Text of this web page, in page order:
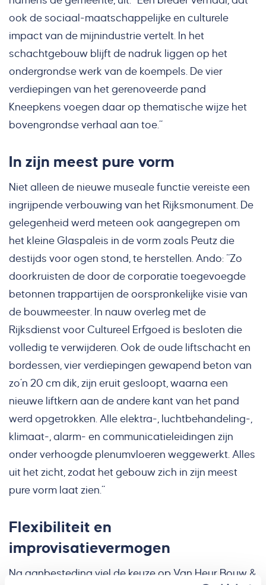
ook de sociaal-maatschappelijke en culturele
impact van de mijnindustrie vertelt. In het
schachtgebouw blijft de nadruk liggen op het
ondergrondse werk van de koempels. De vier
verdiepingen van het gerenoveerde pand
Kneepkens voegen daar op thematische wijze het
bovengrondse verhaal aan toe.”
In zijn meest pure vorm
Niet alleen de nieuwe museale functie vereiste een
ingrijpende verbouwing van het Rijksmonument. De
gelegenheid werd meteen ook aangegrepen om
het kleine Glaspaleis in de vorm zoals Peutz die
destijds voor ogen stond, te herstellen. Ando: “Zo
doorkruisten de door de corporatie toegevoegde
betonnen trappartijen de oorspronkelijke visie van
de bouwmeester. In nauw overleg met de
Rijksdienst voor Cultureel Erfgoed is besloten die
volledig te verwijderen. Ook de oude liftschacht en
bordessen, vier verdiepingen gewapend beton van
zo’n 20 cm dik, zijn eruit gesloopt, waarna een
nieuwe liftkern aan de andere kant van het pand
werd opgetrokken. Alle elektra-, luchtbehandeling-,
klimaat-, alarm- en communicatieleidingen zijn
onder verhoogde plenumvloeren weggewerkt. Alles
uit het zicht, zodat het gebouw zich in zijn meest
pure vorm laat zien.”
Flexibiliteit en
improvisatievermogen
Na aanbesteding viel de keuze op Van Heur Bouw &